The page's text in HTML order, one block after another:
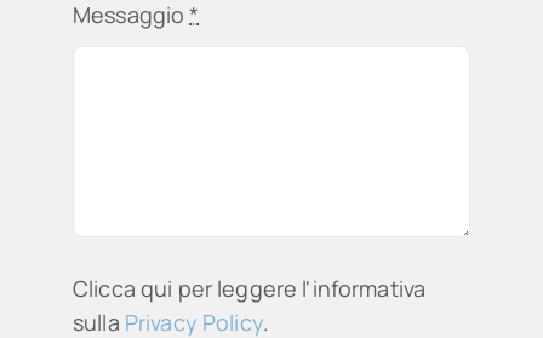
Messaggio*
Clicca qui per leggere l'informativa
sulla Privacy Policy.